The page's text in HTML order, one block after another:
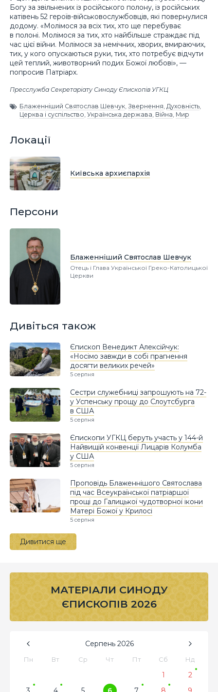
Богу за звільнених із російського полону, із російських
катівень 52 героїв-військовослужбовців, які повернулися
додому. «Молімося за всіх тих, хто ще перебуває
в полоні. Молімося за тих, хто найбільше страждає під
час цієї війни. Молімося за немічних, хворих, вмираючих,
тих, у кого опускаються руки, тих, хто потребує відчути
цей теплий, животворний подих Божої любові», —
попросив Патріарх.
Пресслужба Секретаріату Синоду Єпископів УГКЦ
Блаженніший Святослав Шевчук, Звернення, Духовність,
Церква і суспільство, Українська держава, Війна, Мир
Локації
Київська архиєпархія
Персони
Блаженніший Святослав Шевчук
Отець і Глава Української Греко-Католицької
Церкви
Дивіться також
Єпископ Венедикт Алексійчук:
«Носімо завжди в собі прагнення
досягти великих речей»
5 серпня
Сестри служебниці запрошують на 72-
у Успенську прощу до Слоутсбурга
в США
5 серпня
Єпископи УГКЦ беруть участь у 144-й
Найвищій конвенції Лицарів Колумба
у США
5 серпня
Проповідь Блаженнішого Святослава
під час Всеукраїнської патріаршої
прощі до Галицької чудотворної ікони
Матері Божої у Крилосі
5 серпня
Дивитися ще
МАТЕРІАЛИ СИНОДУ
ЄПИСКОПІВ 2026
Серпень 2026
Пн Вт Ср Чт Пт Сб Нд
1
2